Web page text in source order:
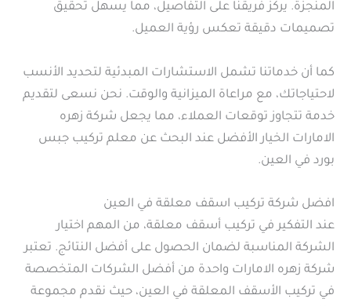
المنجزة. يركز فريقنا على التفاصيل، مما يسهل تحقيق
تصميمات دقيقة تعكس رؤية العميل.
كما أن خدماتنا تشمل الاستشارات المبدئية لتحديد الأنسب
لاحتياجاتك، مع مراعاة الميزانية والوقت. نحن نسعى لتقديم
خدمة تتجاوز توقعات العملاء، مما يجعل شركة زهره
الامارات الخيار الأفضل عند البحث عن معلم تركيب جبس
بورد في العين.
افضل شركة تركيب اسقف معلقة في العين
عند التفكير في تركيب أسقف معلقة، من المهم اختيار
الشركة المناسبة لضمان الحصول على أفضل النتائج. تعتبر
شركة زهره الامارات واحدة من أفضل الشركات المتخصصة
في تركيب الأسقف المعلقة في العين، حيث نقدم مجموعة